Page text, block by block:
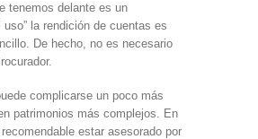
tenemos delante es un
uso” la rendición de cuentas es
De hecho, no es necesario
complicarse un poco más
patrimonios más complejos. En
estar asesorado por